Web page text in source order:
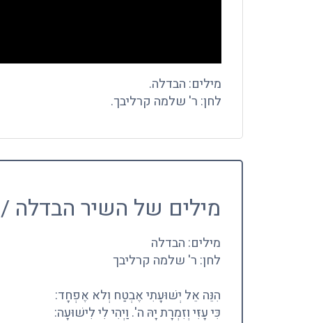
מילים: הבדלה.
לחן: ר' שלמה קרליבך.
מילים של השיר הבדלה /
מילים: הבדלה
לחן: ר' שלמה קרליבך
הִנֵּה אֵל יְשׁוּעָתִי אֶבְטַח וְלא אֶפְחָד:
כִּי עָזִּי וְזִמְרָת יָהּ ה'. וַיְהִי לִי לִישׁוּעָה: